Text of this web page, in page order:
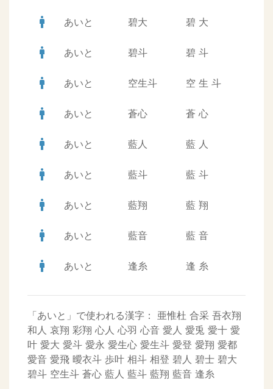
man あいと 碧大 碧 大
man あいと 碧斗 碧 斗
man あいと 空生斗 空 生 斗
man あいと 蒼心 蒼 心
man あいと 藍人 藍 人
man あいと 藍斗 藍 斗
man あいと 藍翔 藍 翔
man あいと 藍音 藍 音
man あいと 逢糸 逢 糸
「あいと」で使われる漢字： 亜惟杜 合采 吾衣翔
和人 哀翔 彩翔 心人 心羽 心音 愛人 愛兎 愛十 愛
叶 愛大 愛斗 愛永 愛生心 愛生斗 愛登 愛翔 愛都
愛音 愛飛 曖衣斗 歩叶 相斗 相登 碧人 碧士 碧大
碧斗 空生斗 蒼心 藍人 藍斗 藍翔 藍音 逢糸